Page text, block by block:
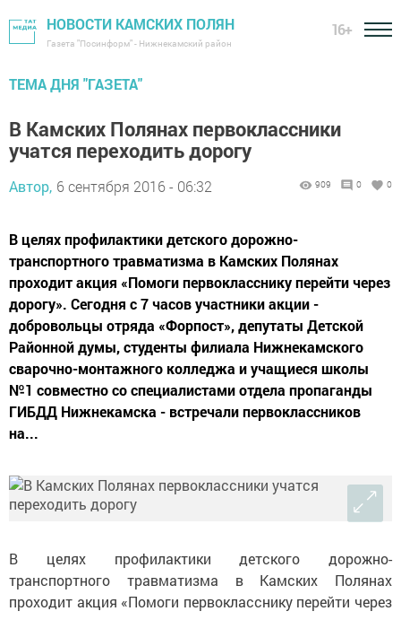
НОВОСТИ КАМСКИХ ПОЛЯН
Газета "Посинформ" - Нижнекамский район
16+
ТЕМА ДНЯ "ГАЗЕТА"
В Камских Полянах первоклассники
учатся переходить дорогу
Автор, 6 сентября 2016 - 06:32 909 0 0
В целях профилактики детского дорожно-
транспортного травматизма в Камских Полянах
проходит акция «Помоги первокласснику перейти через
дорогу». Сегодня с 7 часов участники акции -
добровольцы отряда «Форпост», депутаты Детской
Районной думы, студенты филиала Нижнекамского
сварочно-монтажного колледжа и учащиеся школы
№1 совместно со специалистами отдела пропаганды
ГИБДД Нижнекамска - встречали первоклассников
на...
В целях профилактики детского дорожно-
транспортного травматизма в Камских Полянах
проходит акция «Помоги первокласснику перейти через